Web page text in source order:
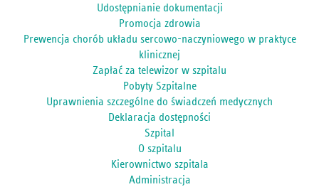
Udostępnianie dokumentacji
Promocja zdrowia
Prewencja chorób układu sercowo-naczyniowego w praktyce
klinicznej
Zapłać za telewizor w szpitalu
Pobyty Szpitalne
Uprawnienia szczególne do świadczeń medycznych
Deklaracja dostępności
Szpital
O szpitalu
Kierownictwo szpitala
Administracja